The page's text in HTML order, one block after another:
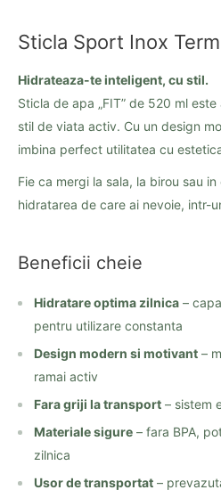
Sticla Sport Inox
Hidrateaza-te inteligent, cu stil.
Sticla de apa „FIT” de 520 ml
stil de viata activ. Cu un design
imbina perfect utilitatea cu
Fie ca mergi la sala, la birou sau
hidratarea de care ai nevoie, intr-
Beneficii cheie
Hidratare optima zilnica –
pentru utilizare constanta
Design modern si motivant –
ramai activ
Fara griji la transport – sistem
Materiale sigure – fara BPA,
zilnica
Usor de transportat –